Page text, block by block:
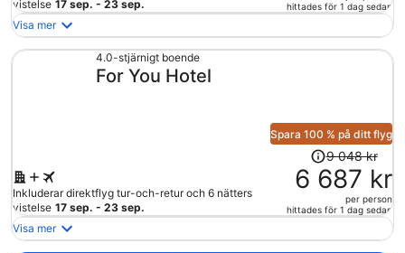
vistelse 17 sep. - 23 sep.
593 kr
är
person
hittades för 1 dag sedan
Visa mer
4.0-stjärnigt boende
For You Hotel
Spara 100 % på ditt flyg
Inkluderar direktflyg tur-och-retur och 6 nätters
vistelse 17 sep. - 23 sep.
Priset
var
9
048 kr
är
9 048 kr
6 687 kr
per person
hittades för 1 dag sedan
Visa mer